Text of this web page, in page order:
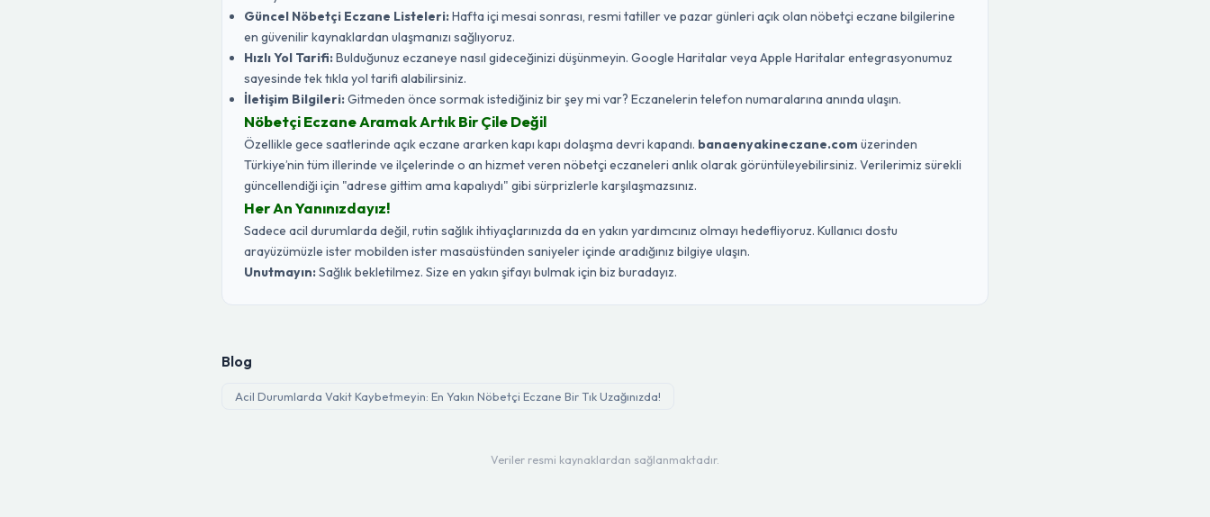
Güncel Nöbetçi Eczane Listeleri:Hafta içi mesai sonrası, resmi tatiller ve pazar günleri açık olan nöbetçi eczane bilgilerine
en güvenilir kaynaklardan ulaşmanızı sağlıyoruz.
Hızlı Yol Tarifi:Bulduğunuz eczaneye nasıl gideceğinizi düşünmeyin. Google Haritalar veya Apple Haritalar entegrasyonumuz
sayesinde tek tıkla yol tarifi alabilirsiniz.
İletişim Bilgileri:Gitmeden önce sormak istediğiniz bir şey mi var? Eczanelerin telefon numaralarına anında ulaşın.
Nöbetçi Eczane Aramak Artık Bir Çile Değil
Özellikle gece saatlerinde açık eczane ararken kapı kapı dolaşma devri kapandı. banaenyakineczane.com üzerinden
Türkiye’nin tüm illerinde ve ilçelerinde o an hizmet veren nöbetçi eczaneleri anlık olarak görüntüleyebilirsiniz. Verilerimiz sürekli
güncellendiği için "adrese gittim ama kapalıydı" gibi sürprizlerle karşılaşmazsınız.
Her An Yanınızdayız!
Sadece acil durumlarda değil, rutin sağlık ihtiyaçlarınızda da en yakın yardımcınız olmayı hedefliyoruz. Kullanıcı dostu
arayüzümüzle ister mobilden ister masaüstünden saniyeler içinde aradığınız bilgiye ulaşın.
Unutmayın:Sağlık bekletilmez. Size en yakın şifayı bulmak için biz buradayız.
Blog
Acil Durumlarda Vakit Kaybetmeyin: En Yakın Nöbetçi Eczane Bir Tık Uzağınızda!
Veriler resmi kaynaklardan sağlanmaktadır.